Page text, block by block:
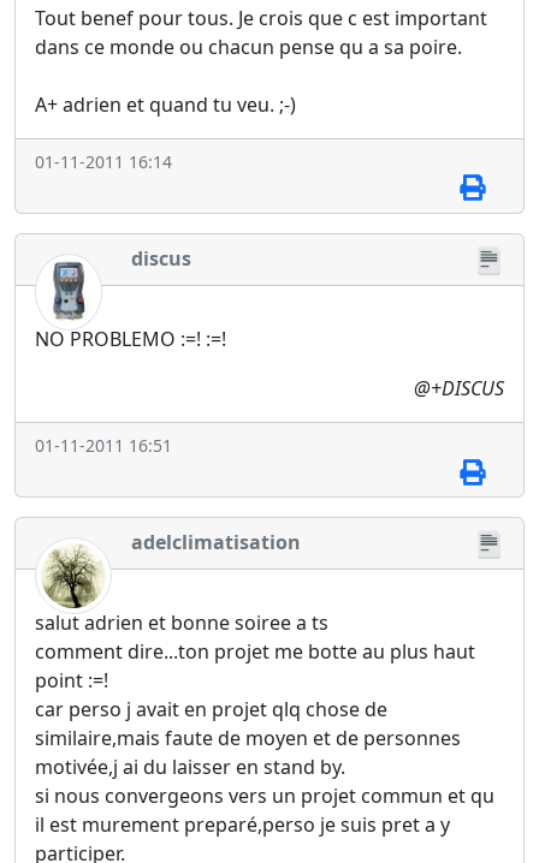
Tout benef pour tous. Je crois que c est important
dans ce monde ou chacun pense qu a sa poire.
A+ adrien et quand tu veu. ;-)
01-11-2011 16:14
discus
NO PROBLEMO :=! :=!
@+DISCUS
01-11-2011 16:51
adelclimatisation
salut adrien et bonne soiree a ts
comment dire...ton projet me botte au plus haut
point :=!
car perso j avait en projet qlq chose de
similaire,mais faute de moyen et de personnes
motivée,j ai du laisser en stand by.
si nous convergeons vers un projet commun et qu
il est murement preparé,perso je suis pret a y
participer.